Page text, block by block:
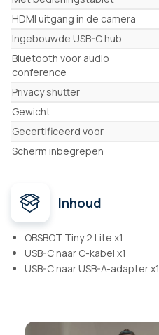
HDMI uitgang in de camera
Ingebouwde USB-C hub
Bluetooth voor audio
conference
Privacy shutter
Gewicht
Gecertificeerd voor
Scherm inbegrepen
Inhoud
OBSBOT Tiny 2 Lite x1
USB-C naar C-kabel x1
USB-C naar USB-A-adapter x1